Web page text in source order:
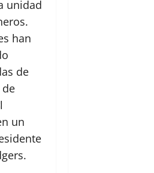
unidad
han
de
un